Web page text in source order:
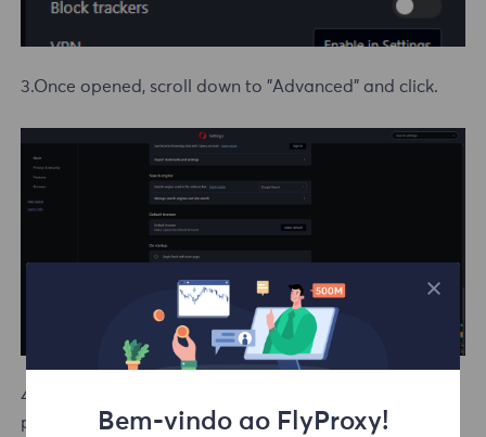
3.Once opened, scroll down to "Advanced" and click.
4.Scroll down to System, then click Open computer
proxy settings, edit proxy settings.
Bem-vindo ao FlyProxy!